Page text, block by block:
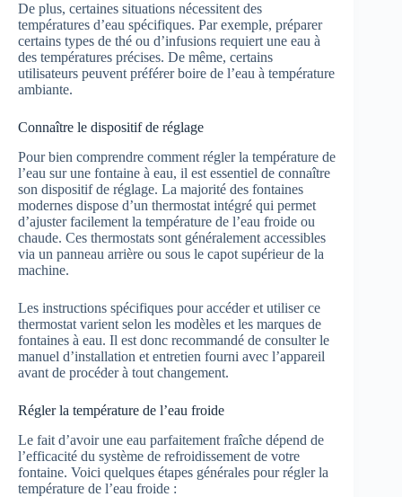
De plus, certaines situations nécessitent des
températures d’eau spécifiques. Par exemple, préparer
certains types de thé ou d’infusions requiert une eau à
des températures précises. De même, certains
utilisateurs peuvent préférer boire de l’eau à température
ambiante.
Connaître le dispositif de réglage
Pour bien comprendre comment régler la température de
l’eau sur une fontaine à eau, il est essentiel de connaître
son dispositif de réglage. La majorité des fontaines
modernes dispose d’un thermostat intégré qui permet
d’ajuster facilement la température de l’eau froide ou
chaude. Ces thermostats sont généralement accessibles
via un panneau arrière ou sous le capot supérieur de la
machine.
Les instructions spécifiques pour accéder et utiliser ce
thermostat varient selon les modèles et les marques de
fontaines à eau. Il est donc recommandé de consulter le
manuel d’installation et entretien fourni avec l’appareil
avant de procéder à tout changement.
Régler la température de l’eau froide
Le fait d’avoir une eau parfaitement fraîche dépend de
l’efficacité du système de refroidissement de votre
fontaine. Voici quelques étapes générales pour régler la
température de l’eau froide :